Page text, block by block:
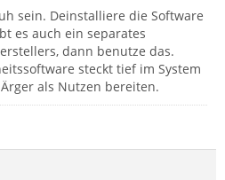
sein. Deinstalliere die Software
es auch ein separates
dann benutze das.
steckt tief im System
als Nutzen bereiten.